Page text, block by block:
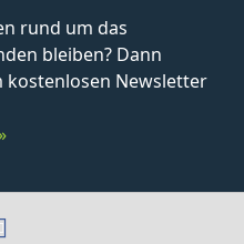
rund um das
bleiben? Dann
kostenlosen Newsletter
F